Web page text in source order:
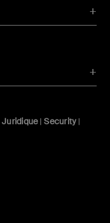
Juridique|Security |